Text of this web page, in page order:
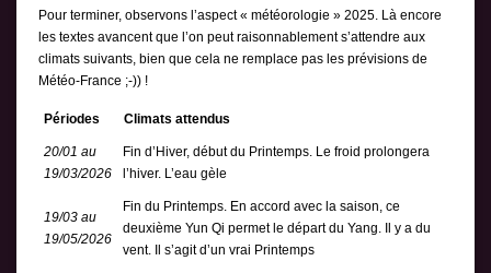
Pour terminer, observons l’aspect « météorologie » 2025. Là encore
les textes avancent que l’on peut raisonnablement s’attendre aux
climats suivants, bien que cela ne remplace pas les prévisions de
Météo-France ;-)) !
Périodes Climats attendus
20/01 au
19/03/2026
Fin d’Hiver, début du Printemps. Le froid prolongera
l’hiver. L’eau gèle
19/03 au
19/05/2026
Fin du Printemps. En accord avec la saison, ce
deuxième Yun Qi permet le départ du Yang. Il y a du
vent. Il s’agit d’un vrai Printemps